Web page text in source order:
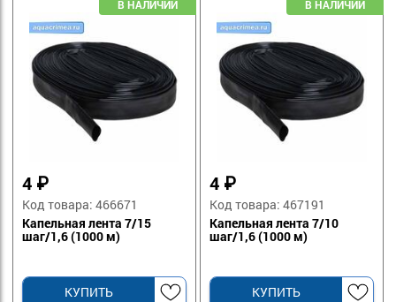
4 ₽
Код товара: 466671
Капельная лента 7/15
шаг/1,6 (1000 м)
КУПИТЬ
4 ₽
Код товара: 467191
Капельная лента 7/10
шаг/1,6 (1000 м)
КУПИТЬ